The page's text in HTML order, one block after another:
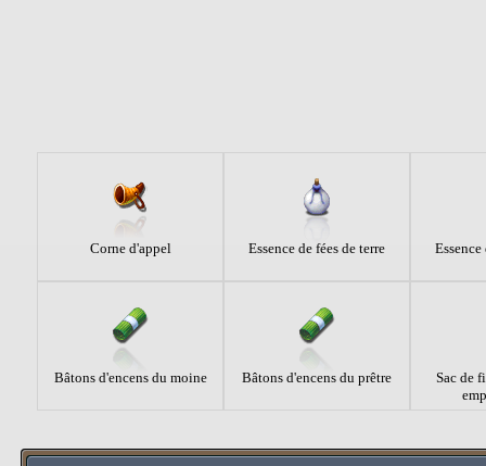
Corne d'appel Essence de fées de terre
Bâtons d'encens du moine Bâtons d'encens du prêtre
Sac de